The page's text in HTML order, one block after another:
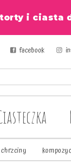
i ciasta
facebook